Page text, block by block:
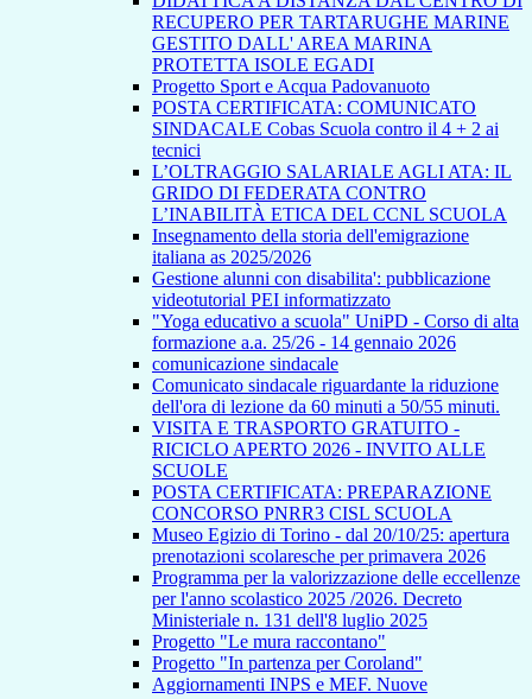
RECUPERO PER TARTARUGHE MARINE
GESTITO DALL' AREA MARINA
PROTETTA ISOLE EGADI
Progetto Sport e Acqua Padovanuoto
POSTA CERTIFICATA: COMUNICATO
SINDACALE Cobas Scuola contro il 4 + 2 ai
tecnici
L’OLTRAGGIO SALARIALE AGLI ATA: IL
GRIDO DI FEDERATA CONTRO
L’INABILITÀ ETICA DEL CCNL SCUOLA
Insegnamento della storia dell'emigrazione
italiana as 2025/2026
Gestione alunni con disabilita': pubblicazione
videotutorial PEI informatizzato
"Yoga educativo a scuola" UniPD - Corso di alta
formazione a.a. 25/26 - 14 gennaio 2026
comunicazione sindacale
Comunicato sindacale riguardante la riduzione
dell'ora di lezione da 60 minuti a 50/55 minuti.
VISITA E TRASPORTO GRATUITO -
RICICLO APERTO 2026 - INVITO ALLE
SCUOLE
POSTA CERTIFICATA: PREPARAZIONE
CONCORSO PNRR3 CISL SCUOLA
Museo Egizio di Torino - dal 20/10/25: apertura
prenotazioni scolaresche per primavera 2026
Programma per la valorizzazione delle eccellenze
per l'anno scolastico 2025 /2026. Decreto
Ministeriale n. 131 dell'8 luglio 2025
Progetto "Le mura raccontano"
Progetto "In partenza per Coroland"
Aggiornamenti INPS e MEF. Nuove